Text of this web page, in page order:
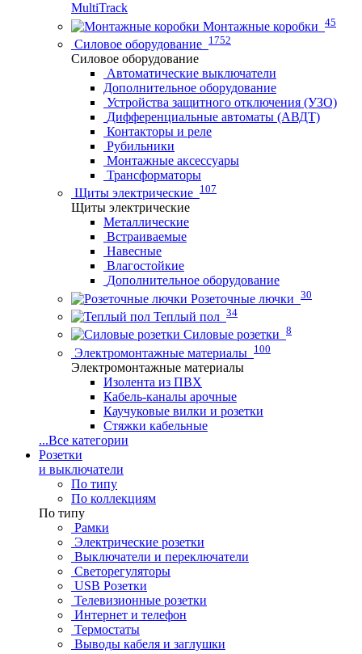
MultiTrack
Монтажные коробки 45
Силовое оборудование 1752
Силовое оборудование
Автоматические выключатели
Дополнительное оборудование
Устройства защитного отключения (УЗО)
Дифференциальные автоматы (АВДТ)
Контакторы и реле
Рубильники
Монтажные аксессуары
Трансформаторы
Щиты электрические 107
Щиты электрические
Металлические
Встраиваемые
Навесные
Влагостойкие
Дополнительное оборудование
Розеточные лючки 30
Теплый пол 34
Силовые розетки 8
Электромонтажные материалы 100
Электромонтажные материалы
Изолента из ПВХ
Кабель-каналы арочные
Каучуковые вилки и розетки
Стяжки кабельные
...Все категории
Розетки
и выключатели
По типу
По коллекциям
По типу
Рамки
Электрические розетки
Выключатели и переключатели
Светорегуляторы
USB Розетки
Телевизионные розетки
Интернет и телефон
Термостаты
Выводы кабеля и заглушки